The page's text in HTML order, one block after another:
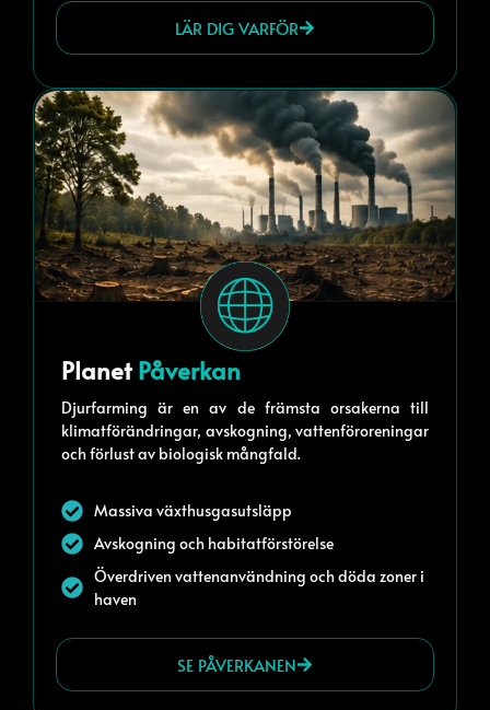
LÄR DIG VARFÖR
Planet Påverkan
Djurfarming är en av de främsta orsakerna till
klimatförändringar, avskogning, vattenföroreningar
och förlust av biologisk mångfald.
Massiva växthusgasutsläpp
Avskogning och habitatförstörelse
Överdriven vattenanvändning och döda zoner i
haven
SE PÅVERKANEN